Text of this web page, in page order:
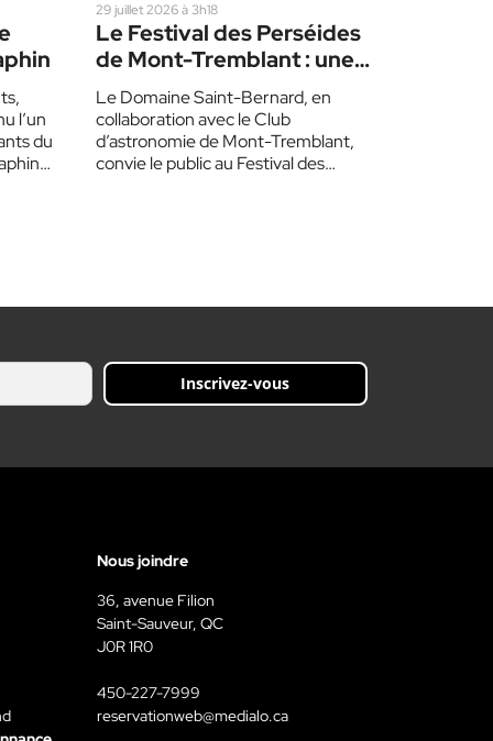
l’un
du
29 juillet 2026 à 3h18
Le Festival des Perséides
de Mont-Tremblant : une
pluie d’étoiles filantes
Le Domaine Saint-Bernard, en
collaboration avec le Club
d’astronomie de Mont-Tremblant,
convie le public au Festival des
Inscrivez-vous
Nous joindre
36, avenue Filion
Saint-Sauveur, QC
J0R 1R0
450-227-7999
reservationweb@medialo.ca